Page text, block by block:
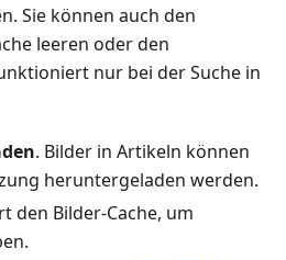
Sie können auch den
leeren oder den
nur bei der Suche in
. Bilder in Artikeln können
heruntergeladen werden.
den Bilder-Cache, um